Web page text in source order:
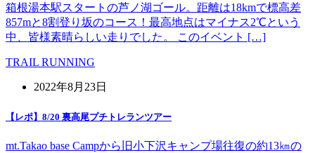
箱根湯本駅スタートの芦ノ湖ゴール。距離は18kmで標高差
857mと8割登り坂のコース！最高地点はマイナス2℃という
中、皆様素晴らしい走りでした。 このイベント […]
TRAIL RUNNING
2022年8月23日
【レポ】8/20 裏高尾プチトレランツアー
mt.Takao base Campから旧小下沢キャンプ場往復の約13㎞の